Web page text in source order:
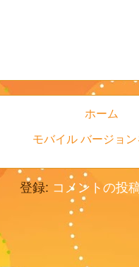
ホーム
モバイル バージョ
登録: コメントの投